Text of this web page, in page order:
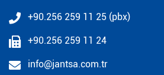
+90.256 259 11 25 (pbx)
+90.256 259 11 24
info@jantsa.com.tr